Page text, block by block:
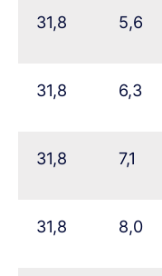
31,8 5,6
31,8 6,3
31,8 7,1
31,8 8,0